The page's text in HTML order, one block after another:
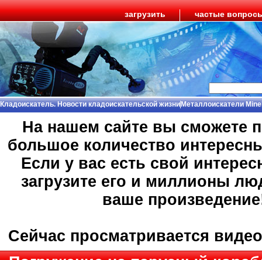
загрузить частые
Кладоискатель. Новости кладоискательской жизниМеталлоискатели
На нашем сайте вы сможете
большое количество
Если у вас есть свой
загрузите его и миллионы
ваше
Сейчас просматривается